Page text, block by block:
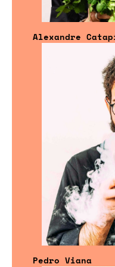
Alexandre
Pedro Viana